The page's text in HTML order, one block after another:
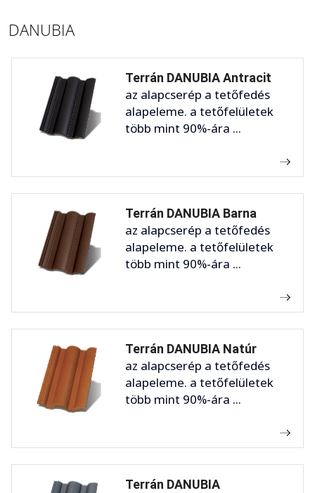
DANUBIA
Terrán DANUBIA Antracit
az alapcserép a tetőfedés
alapeleme. a tetőfelületek
több mint 90%-ára ...
Terrán DANUBIA Barna
az alapcserép a tetőfedés
alapeleme. a tetőfelületek
több mint 90%-ára ...
Terrán DANUBIA Natúr
az alapcserép a tetőfedés
alapeleme. a tetőfelületek
több mint 90%-ára ...
Terrán DANUBIA